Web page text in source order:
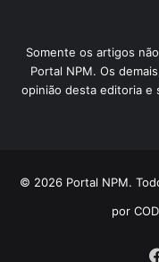
Somente os artigos
Portal NPM. Os
opinião desta editoria e
© 2026 Portal NPM.
por